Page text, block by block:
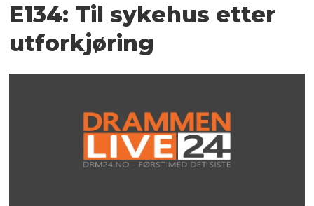
E134: Til sykehus etter
utforkjøring